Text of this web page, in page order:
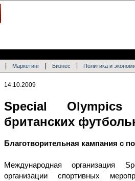
Маркетинг Бизнес Политика и
14.10.2009
Special Olympics
британских
Благотворительная кампания с
Международная организация
организации спортивных